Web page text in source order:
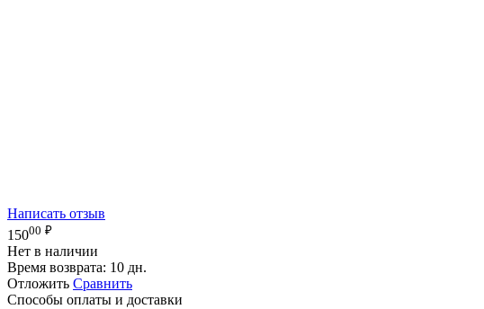
Написать отзыв
15000 ₽
Нет в наличии
Время возврата: 10 дн.
Отложить Сравнить
Способы оплаты и доставки